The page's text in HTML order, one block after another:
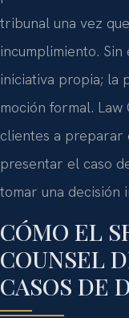
tribunal una vez
incumplimiento.
iniciativa propia; la
moción formal. Law
clientes a preparar
presentar el caso
tomar una decisión
CÓMO EL
COUNSEL
CASOS DE